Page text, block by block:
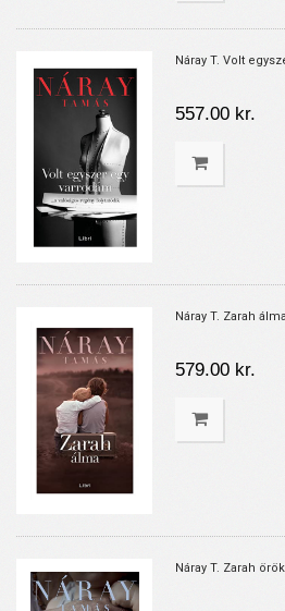
Náray T. Volt
557.00 kr.
Náray T. Zarah
579.00 kr.
Náray T. Zarah